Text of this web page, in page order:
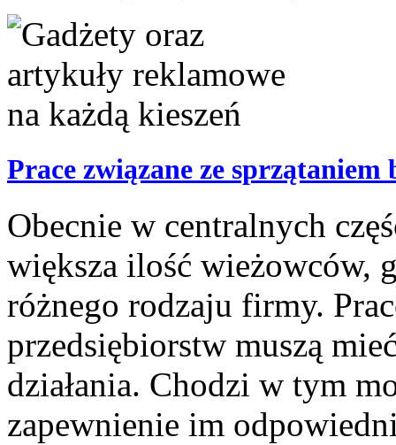
Prace związane ze
Obecnie w centralnych
większa ilość wieżowców,
różnego rodzaju firmy.
przedsiębiorstw muszą
działania. Chodzi w tym
zapewnienie im